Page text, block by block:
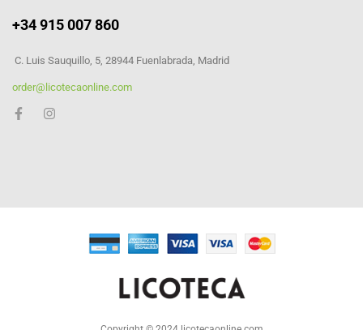
+34 915 007 860
C. Luis Sauquillo, 5, 28944 Fuenlabrada, Madrid
order@licotecaonline.com